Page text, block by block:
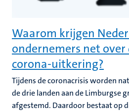
Waarom krijgen
ondernemers net over
corona-uitkering?
Tijdens de coronacrisis worden
de drie landen aan de Limburgse
afgestemd. Daardoor bestaat op